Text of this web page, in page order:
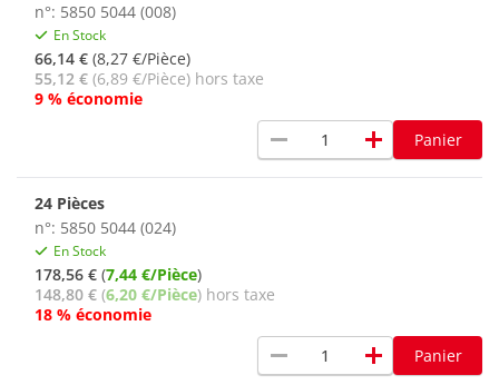
n°: 5850 5044 (008)
En Stock
66,14 € (8,27 €/Pièce)
55,12 € (6,89 €/Pièce) hors taxe
9 % économie
remove add Panier
24 Pièces
n°: 5850 5044 (024)
En Stock
178,56 € (7,44 €/Pièce)
148,80 € (6,20 €/Pièce) hors taxe
18 % économie
remove add Panier